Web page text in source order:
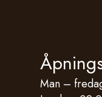
Man –